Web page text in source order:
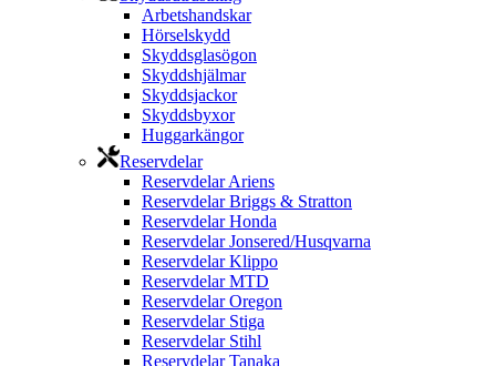
Arbetshandskar
Hörselskydd
Skyddsglasögon
Skyddshjälmar
Skyddsjackor
Skyddsbyxor
Huggarkängor
Reservdelar
Reservdelar Ariens
Reservdelar Briggs & Stratton
Reservdelar Honda
Reservdelar Jonsered/Husqvarna
Reservdelar Klippo
Reservdelar MTD
Reservdelar Oregon
Reservdelar Stiga
Reservdelar Stihl
Reservdelar Tanaka